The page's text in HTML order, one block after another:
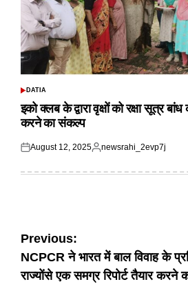
POSTED
DATIA
इको क्लब के द्वारा वृक्षों को रक्षा सूत्र बांध
करने का संकल्प
Posted
August 12, 2025
Posted
newsrahi_2evp7j
Post
navigation
Previous:
NCPCR ने भारत में बाल विवाह के
राज्योंसे एक समग्र रिपोर्ट तैयार करने